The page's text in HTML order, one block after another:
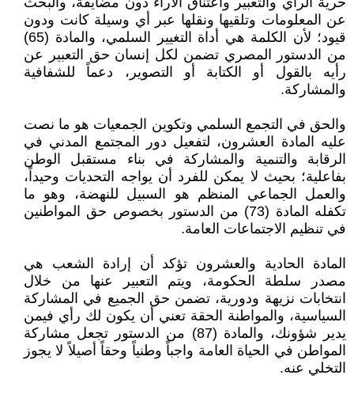
عن المعلومات وتلقيها ونقلها عبر أي وسيلة كانت ودون
قيود؛ لأن الكلمة هي أداة التغيير السلمي، والمادة (65)
من الدستور المصري تضمن لكل إنسان حق التعبير عن
رأيه بالقول أو الكتابة أو التصوير، دعماً للشفافية
والمشاركة.
والحق في التجمع السلمي وتكوين الجمعيات هو ما نصت
عليه المادة العشرون، لتفعيل دور المجتمع المدني في
الرقابة والتنمية والمشاركة في بناء مستقبل الوطن
بفاعلية؛ بحيث لا يمكن للفرد أن يواجه التحديات وحيداً،
والعمل الجماعي المنظم هو السبيل للنهضة، وهو ما
تكفله المادة (73) من الدستور بخصوص حق المواطنين
في تنظيم الاجتماعات العامة.
المادة الحادية والعشرون تؤكد أن إرادة الشعب هي
مصدر سلطة الحكومة، ويتم التعبير عنها من خلال
انتخابات نزيهة ودورية، تضمن حق الجميع في المشاركة
السياسية، والمواطنة الحقة تعني أن يكون لك رأي فيمن
يدير شؤونك، والمادة (87) من الدستور تجعل مشاركة
المواطن في الحياة العامة واجباً وطنياً وحقاً أصيلاً لا يجوز
التخلي عنه.